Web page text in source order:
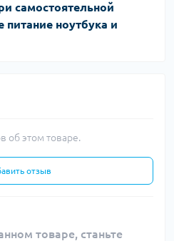
самостоятельной
питание ноутбука и
об этом товаре.
отзыв
товаре, станьте